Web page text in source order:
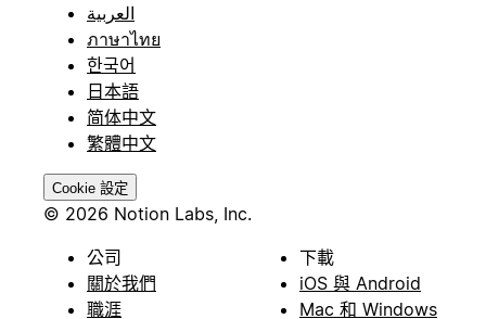
العربية
ภาษาไทย
한국어
日本語
简体中文
繁體中文
Cookie 設定
© 2026 Notion Labs, Inc.
公司
關於我們
職涯
下載
iOS 與 Android
Mac 和 Windows